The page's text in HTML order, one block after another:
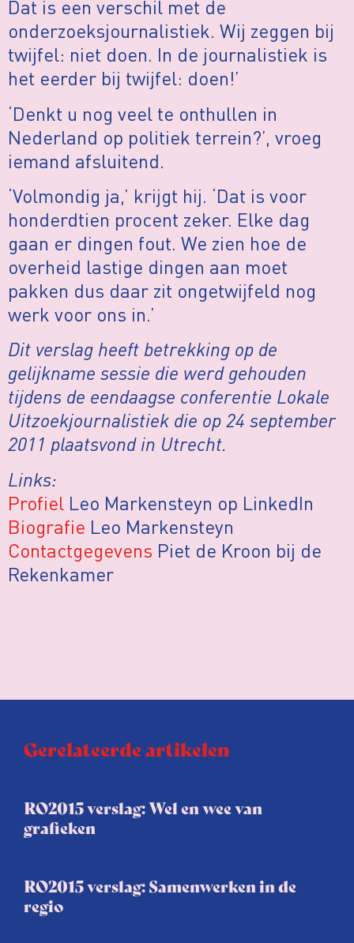
Dat is een verschil met de
onderzoeksjournalistiek. Wij zeggen bij
twijfel: niet doen. In de journalistiek is
het eerder bij twijfel: doen!’
‘Denkt u nog veel te onthullen in
Nederland op politiek terrein?’, vroeg
iemand afsluitend.
‘Volmondig ja,’ krijgt hij. ‘Dat is voor
honderdtien procent zeker. Elke dag
gaan er dingen fout. We zien hoe de
overheid lastige dingen aan moet
pakken dus daar zit ongetwijfeld nog
werk voor ons in.’
Dit verslag heeft betrekking op de
gelijkname sessie die werd gehouden
tijdens de eendaagse conferentie Lokale
Uitzoekjournalistiek die op 24 september
2011 plaatsvond in Utrecht.
Links:
Profiel Leo Markensteyn op LinkedIn
Biografie Leo Markensteyn
Contactgegevens Piet de Kroon bij de
Rekenkamer
Gerelateerde artikelen
RO2015 verslag: Wel en wee van
grafieken
RO2015 verslag: Samenwerken in de
regio